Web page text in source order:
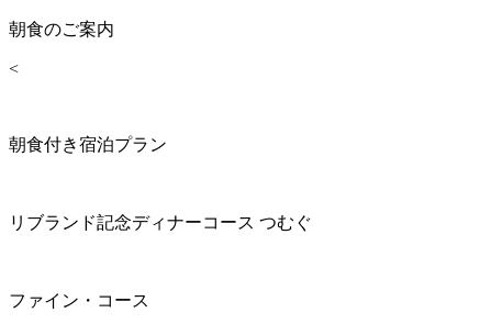
朝食のご案内
<
朝食付き宿泊プラン
リブランド記念ディナーコース つむぐ
ファイン・コース